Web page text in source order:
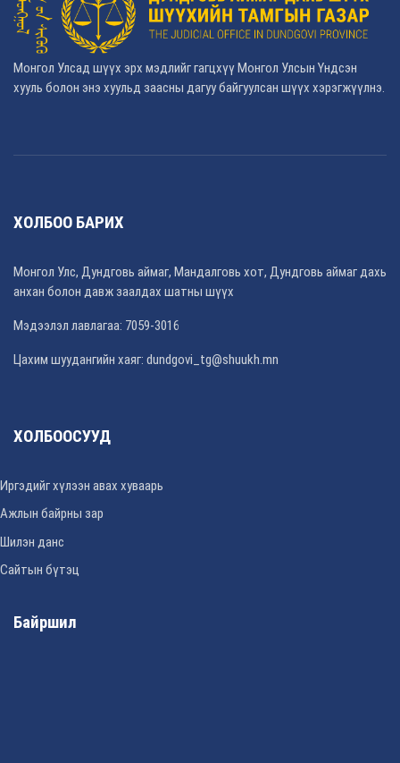
Монгол Улсад шүүх эрх мэдлийг гагцхүү Монгол Улсын Үндсэн
хууль болон энэ хуульд заасны дагуу байгуулсан шүүх хэрэгжүүлнэ.
ХОЛБОО БАРИХ
Монгол Улс, Дундговь аймаг, Мандалговь хот, Дундговь аймаг дахь
анхан болон давж заалдах шатны шүүх
Мэдээлэл лавлагаа: 7059-3016
Цахим шуудангийн хаяг: dundgovi_tg@shuukh.mn
ХОЛБООСУУД
Иргэдийг хүлээн авах хуваарь
Ажлын байрны зар
Шилэн данс
Сайтын бүтэц
Байршил